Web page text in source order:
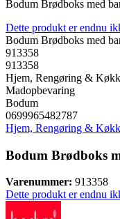
Bodum Brødboks med
Dette produkt er endnu
Bodum Brødboks med
913358
913358
Hjem, Rengøring &
Madopbevaring
Bodum
0699965482787
Hjem, Rengøring &
Bodum Brødboks
Varenummer: 913358
Dette produkt er endnu